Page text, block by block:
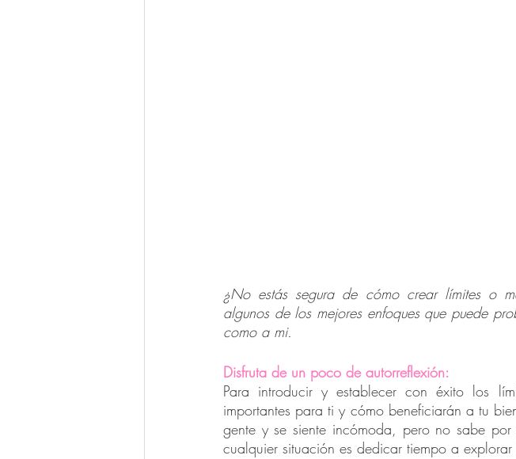
¿No estás segura de cómo crear límites o
algunos de los mejores enfoques que puede
como a mi.
Disfruta de un poco de autorreflexión:
Para introducir y establecer con éxito los
importantes para ti y cómo beneficiarán a tu
gente y se siente incómoda, pero no sabe
cualquier situación es dedicar tiempo a